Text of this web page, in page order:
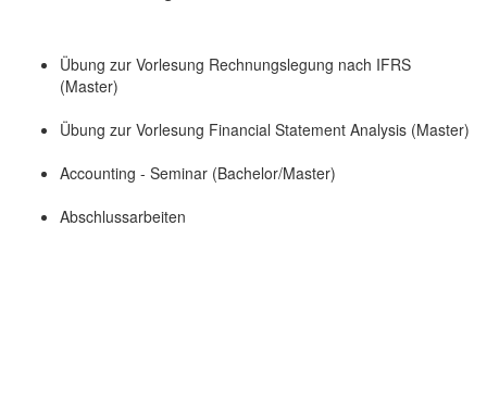
Übung zur Vorlesung Rechnungslegung nach IFRS
(Master)
Übung zur Vorlesung Financial Statement Analysis (Master)
Accounting - Seminar (Bachelor/Master)
Abschlussarbeiten